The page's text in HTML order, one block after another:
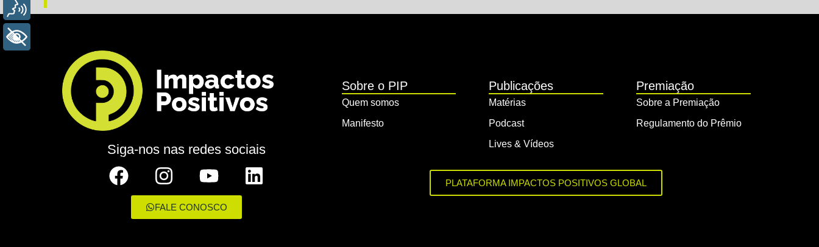
Siga-nos nas redes sociais
FALE CONOSCO
Sobre o PIP
Quem somos
Manifesto
Publicações
Matérias
Podcast
Lives & Vídeos
Premiação
Sobre a Premiação
Regulamento do Prêmio
PLATAFORMA IMPACTOS POSITIVOS GLOBAL
VOZ